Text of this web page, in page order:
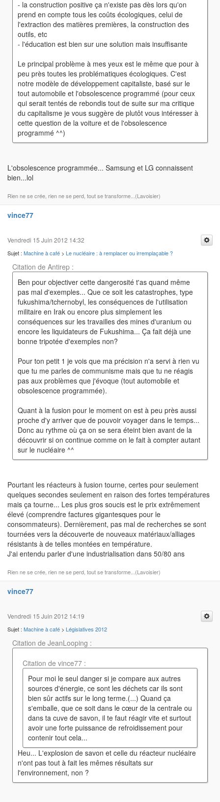
- la construction positive ça n'existe pas dès lors qu'on
prend en compte tous les coûts écologiques, celui de
l'extraction des matières premières, la construction des
outils, etc
- l'éducation est bien sur une solution mais insuffisante
Le principal problème à mes yeux est le même que pour à
peu près toutes les problématiques écologiques. C'est
notre modèle de développement capitaliste, basé sur le
tout automobile et l'obsolescence programmé (pour ceux
qui serait tentés de rebondis tout de suite sur ma critique
du capitalisme je vous suggère de plutôt vous intéresser à
cette question de la voiture et de l'obsolescence
programmé ^^)
L'obsolescence programmée... Samsung et LG connaissent
bien...lol
Rien ne se crée, rien ne se perd, tout se transforme...(Lavoisier)
vince77
Vendredi 15 Juin 2012 14:32
Sujet : Machine à café > Le nucléaire : à remplacer ou irremplaçable ?
Citation de Antirep :
Ben pour objectiver cette dangerosité t'as quand même
pas mal d'exemples... Que ce soit les catastrophes, type
fukushima/tchernobyl, les conséquences de l'utilisation
militaire en Irak ou encore plus simplement les
conséquences sur les travailles des mines d'uranium ou
encore les liquidateurs de Fukushima... Ça fait déjà une
bonne tripotée d'exemples non?
Pour ton petit 1 je vois que ma précision n'a servi à rien vu
que tu me parles de communisme mais que tu ne réagis
pas aux problèmes que j'évoque (tout automobile et
obsolescence programmée).
Quant à la fusion pour le moment on est à peu près aussi
proche d'y arriver que de pouvoir voyager dans le temps...
Donc au rythme où ça on se sera éteint bien avant de la
découvrir si on continue comme on le fait à compter autant
sur le nucléaire ^^
Pourtant les réacteurs à fusion tourne, certes pour seulement
quelques secondes seulement en raison des fortes températures
mais ça tourne... Les plus gros soucis est le prix extrêmement
élevé (comprendre factures gigantesques pour le
consommateurs). Dernièrement, pas mal de recherches se sont
tournées vers la découverte de nouveaux matériaux/alliages
résistants à de telles montées en température.
J'ai entendu parler d'une industrialisation dans 50/80 ans
Rien ne se crée, rien ne se perd, tout se transforme...(Lavoisier)
vince77
Vendredi 15 Juin 2012 14:19
Sujet : Machine à café > Législatives 2012
Citation de JeanLooping :
Citation de vince77 :
Pour moi le seul danger si je compare aux autres
sources d'énergie, ce sont les déchets car ils sont
bien sûr actifs sur le long terme.(...) Quand ça
s'emballe, que ce soit dans le cœur de la centrale ou
dans ta cuve de savon, il te faut réagir vite et surtout
avoir une forte puissance de refroidissement pour
contenir tout cela...
Heu... L'explosion de savon et celle du réacteur nucléaire
n'ont pas tout à fait les mêmes résultats sur
l'environnement, non ?